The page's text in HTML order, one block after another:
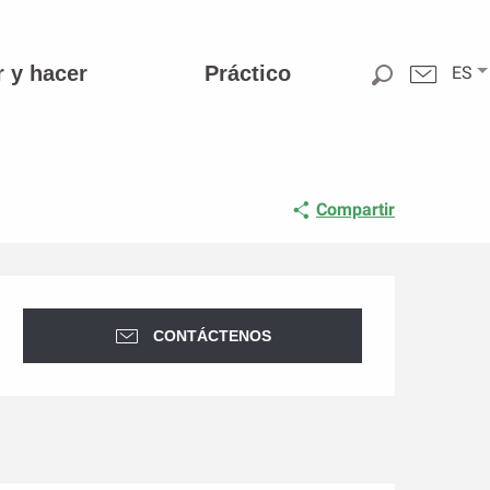
ES
y hacer Práctico
Compartir
y datos de
CONTÁCTENOS